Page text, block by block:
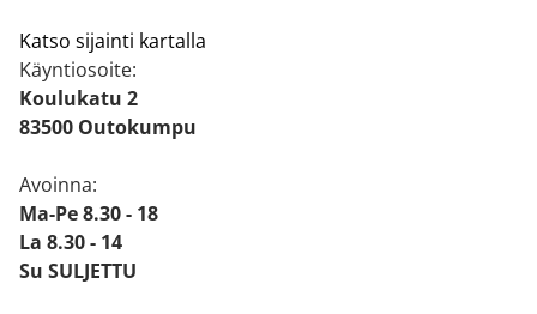
Katso sijainti kartalla
Käyntiosoite:
Koulukatu 2
83500 Outokumpu
Avoinna:
Ma-Pe 8.30 - 18
La 8.30 - 14
Su SULJETTU